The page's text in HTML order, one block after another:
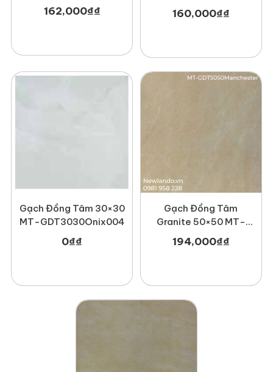
162,000₫₫
GDT3030Nonnuoc001
160,000₫₫
Gạch Đồng Tâm 30×30
MT-GDT3030Onix004
0₫₫
Gạch Đồng Tâm
Granite 50×50 MT-
GDT5050Manchester
194,000₫₫